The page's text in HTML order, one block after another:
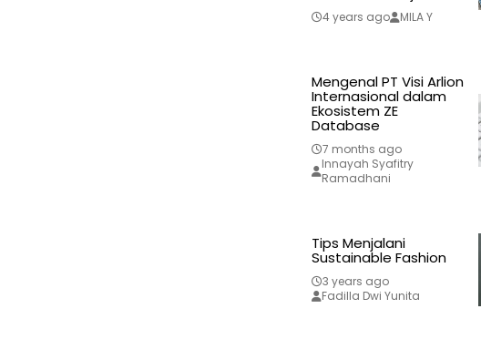
4 years ago MILA Y
Mengenal PT Visi Arlion
Internasional dalam
Ekosistem ZE
Database
7 months ago
Innayah Syafitry
Ramadhani
Tips Menjalani
Sustainable Fashion
3 years ago
Fadilla Dwi Yunita